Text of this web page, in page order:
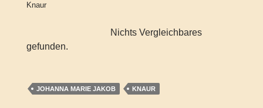
Knaur
Nichts Vergleichbares
gefunden.
JOHANNA MARIE JAKOB KNAUR